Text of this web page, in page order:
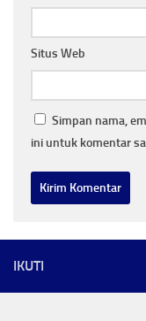
Situs Web
Simpan nama,
ini untuk komentar
IKUTI